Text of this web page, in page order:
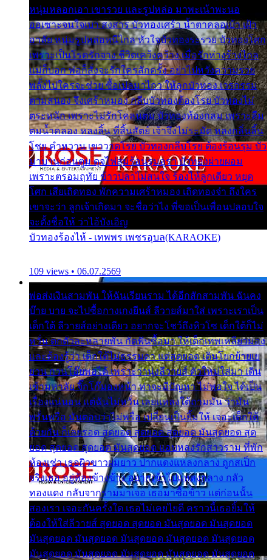
หนุ่มหลอกเอา เขารวย และรูปหล่อ มาพะเน้าพะนอ
ออเซาะจนใจเบา สงสาร บัวทองเศร้า น้ำตาคลอเบ้า เฝ้า
อาลัย หนุ่มรูปหล่อหนีไกล หัวใจบัวทองระรวย บัวทองโศก
เพราะเป็นโรครักจาง ชีวิตเคว้งคว้าง เมื่อรักห่างร้างไกล
แม่ก็บอก พ่อก็สั่งจะรักใครสักครั้ง อย่าไปหวังความรวย
พลั้งไปใครจะช่วย ซื้อเปลมาไกว ให้ลูกบัวทอง เวรกรรม
ตามสนอง จึงเศร้าหมอง กลีบบัวทองต้องโรย บัวทองไม่
ตระหนัก เพราะไม่รักโคลนตม บัวทองท้องกลม เพราะลืม
ตมน้ำคลอง หลงลิ้น ที่สิ้นสัตย์ เจ้าจึงไม่ระมัด หลงกลิ่นลิ้น
โชย คำหวาน เขาวาดโรย บัวทองกลีบโรย ต้องร้อนรุม บัว
มาบานก่อนตูม ดุจไฟสุมร้อนรุมอุรา บัวทองผ่ายผอม
เพราะตรอมฤทัย ข้าวปลาไม่สนใจ ร้องไห้ลูกเดียว หยุด
โศก เสียเถิดทอง พักความเศร้าหมอง เถิดทองจ๋า ถึงใคร
เขาจะว่า ลูกเจ้าเกิดมา จะชื่อว่าไง พี่ขอเป็นเพื่อนปลอบใจ
จะตั้งชื่อให้ ว่าไอ้บังเอิญ
บัวทองร้องไห้ - เทพพร เพชรอุบล(KARAOKE)
109 views • 06.07.2569
พ่อส่งเงินสามพัน ให้ฉันเรียนราม ได้อีกสักสามพัน ฉันคง
บ๊าย บาย จะไปซื้อกางเกงยีนส์ ลีวายส์มาใส่ เพราะเราเป็น
เด็กใต้ ลีวายส์อย่างเดียว อยากจะโชว์ถึงหิวโซ เด็กใต้ก็ไม่
หวั่น ตกตัวละหลายพัน กัดฟันซื้อมา ให้เด็กเทพเหลียวมอง
และต้องรู้ว่า เด็กใต้ไม่ธรรมดา แต่สุดยอด เดินโยกย้ายเย
ยวน กวนโอ๊ยพอได้ เพราะว่านุ่งลีวายส์ ตัวใหม่ใส่มา เดิน
เข้ามหาลัย จิ๊กโก๊มองหน้า ท่าจะมีปัญหา ไม่พอใจ ได้เป็น
เรื่องแน่นอน แต่ฉันไม่หวั่น เลยแหลงใต้ถามมัน ว่ามัน
พรั่นพรือ มันตอบว่าไม่พรื่อ เปลี่ยนเป็นยิ้มให้ เจอะเด็กใต้
ด้วยกัน ก็เลยรอด สุดยอด สุดยอด สุดยอด มันสุดยอด สุด
ยอด สุดยอด สุดยอด มันสุดยอด แอบหลงรักสาวราม ที่พัก
ห้องเช่า เธอผิวขาวผมยาว ปากแดงแหลงกลาง ถูกสเป็ก
จริงเธอ อยู่ห้องข้างข้าง อยากเข้าไปแหลงกลาง กลัว
ทองแดง กลับจากรามมาเจอ เธอมาซื้อข้าว แต่ก่อนนั้น
สองเรา เจอะกันครั้งใด เธอไม่เคยไยดี คราวนี้เธอยิ้มให้
ต้องให้ใส่ลีวายส์ สุดยอด สุดยอด มันสุดยอด มันสุดยอด
มันสุดยอด มันสุดยอด มันสุดยอด มันสุดยอด มันสุดยอด
มันสุดยอด มันสุดยอด มันสุดยอด มันสุดยอด มันสุดยอด